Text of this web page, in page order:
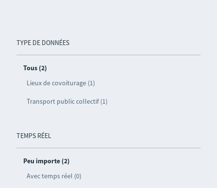
TYPE DE DONNÉES
Tous (2)
Lieux de covoiturage (1)
Transport public collectif (1)
TEMPS RÉEL
Peu importe (2)
Avec temps réel (0)